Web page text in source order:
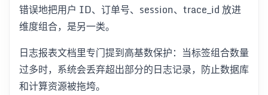
错误地把用户 ID、订单号、session、trace_id 放进
维度组合，是另一类。
日志报表文档里专门提到高基数保护：当标签组合数量
过多时，系统会丢弃超出部分的日志记录，防止数据库
和计算资源被拖垮。